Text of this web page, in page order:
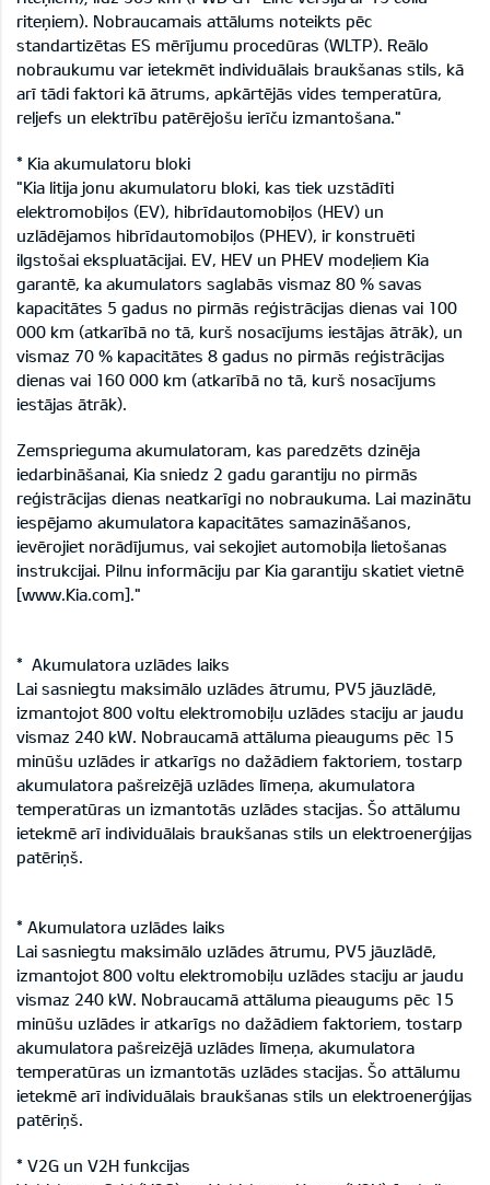
riteņiem). Nobraucamais attālums noteikts pēc
standartizētas ES mērījumu procedūras (WLTP). Reālo
nobraukumu var ietekmēt individuālais braukšanas stils, kā
arī tādi faktori kā ātrums, apkārtējās vides temperatūra,
reljefs un elektrību patērējošu ierīču izmantošana."
* Kia akumulatoru bloki
"Kia litija jonu akumulatoru bloki, kas tiek uzstādīti
elektromobiļos (EV), hibrīdautomobiļos (HEV) un
uzlādējamos hibrīdautomobiļos (PHEV), ir konstruēti
ilgstošai ekspluatācijai. EV, HEV un PHEV modeļiem Kia
garantē, ka akumulators saglabās vismaz 80 % savas
kapacitātes 5 gadus no pirmās reģistrācijas dienas vai 100
000 km (atkarībā no tā, kurš nosacījums iestājas ātrāk), un
vismaz 70 % kapacitātes 8 gadus no pirmās reģistrācijas
dienas vai 160 000 km (atkarībā no tā, kurš nosacījums
iestājas ātrāk).
Zemsprieguma akumulatoram, kas paredzēts dzinēja
iedarbināšanai, Kia sniedz 2 gadu garantiju no pirmās
reģistrācijas dienas neatkarīgi no nobraukuma. Lai mazinātu
iespējamo akumulatora kapacitātes samazināšanos,
ievērojiet norādījumus, vai sekojiet automobiļa lietošanas
instrukcijai. Pilnu informāciju par Kia garantiju skatiet vietnē
[www.Kia.com]."
* Akumulatora uzlādes laiks
Lai sasniegtu maksimālo uzlādes ātrumu, PV5 jāuzlādē,
izmantojot 800 voltu elektromobiļu uzlādes staciju ar jaudu
vismaz 240 kW. Nobraucamā attāluma pieaugums pēc 15
minūšu uzlādes ir atkarīgs no dažādiem faktoriem, tostarp
akumulatora pašreizējā uzlādes līmeņa, akumulatora
temperatūras un izmantotās uzlādes stacijas. Šo attālumu
ietekmē arī individuālais braukšanas stils un elektroenerģijas
patēriņš.
* Akumulatora uzlādes laiks
Lai sasniegtu maksimālo uzlādes ātrumu, PV5 jāuzlādē,
izmantojot 800 voltu elektromobiļu uzlādes staciju ar jaudu
vismaz 240 kW. Nobraucamā attāluma pieaugums pēc 15
minūšu uzlādes ir atkarīgs no dažādiem faktoriem, tostarp
akumulatora pašreizējā uzlādes līmeņa, akumulatora
temperatūras un izmantotās uzlādes stacijas. Šo attālumu
ietekmē arī individuālais braukšanas stils un elektroenerģijas
patēriņš.
* V2G un V2H funkcijas